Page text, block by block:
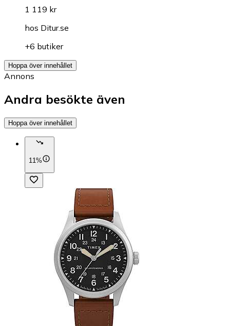
1 119 kr
hos Ditur.se
+6 butiker
Hoppa över innehållet
Annons
Andra besökte även
Hoppa över innehållet
11%